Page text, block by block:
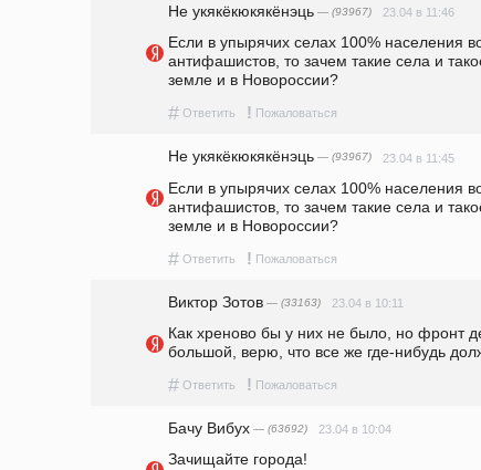
Не укякёкюкякёнэць — (93967) 23.04 в 11:46
Если в упырячих селах 100% населения
антифашистов, то зачем такие села и
земле и в Новороссии?
# Ответить ! Пожаловаться
Не укякёкюкякёнэць — (93967) 23.04 в 11:45
Если в упырячих селах 100% населения
антифашистов, то зачем такие села и
земле и в Новороссии?
# Ответить ! Пожаловаться
Виктор Зотов — (33163) 23.04 в 10:11
Как хреново бы у них не было, но фронт
большой, верю, что все же где-нибудь
# Ответить ! Пожаловаться
Бачу Вибух — (63692) 23.04 в 10:04
Зачищайте города!